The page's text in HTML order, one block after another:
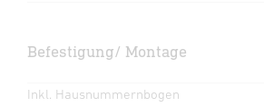
Befestigung/ Montage
Inkl. Hausnummernbogen